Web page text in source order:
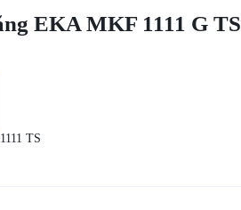
EKA MKF 1111 G TS